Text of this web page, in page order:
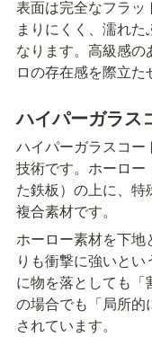
表面は完全なフラッ
まりにくく、濡れ
なります。高級感
ロの存在感を際立た
ハイパーガラス
ハイパーガラスコ
技術です。ホーロ
た鉄板）の上に、
複合素材です。
ホーロー素材を下地
りも衝撃に強いと
に物を落としても
の場合でも「局所的
されています。